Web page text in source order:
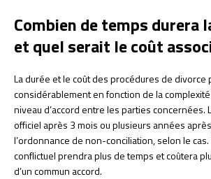
Combien de temps durera
et quel serait le coût
La durée et le coût des procédures de divorce
considérablement en fonction de la complexité
niveau d’accord entre les parties concernées.
officiel après 3 mois ou plusieurs années
l’ordonnance de non-conciliation, selon le
conflictuel prendra plus de temps et coûtera
d’un commun accord.